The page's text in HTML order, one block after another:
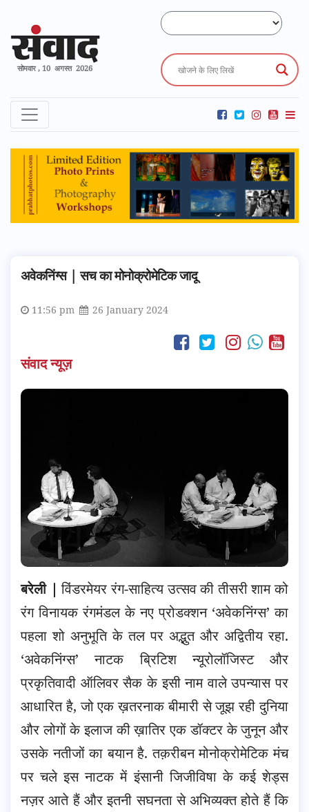
सोमवार , 10 अगस्त 2026
अवेकनिंग्स | सच का मोनोक्रोमेटिक जादू
11:56 pm 26 January 2024
संवाद न्यूज़
बरेली | विंडरमेयर रंग-साहित्य उत्सव की तीसरी शाम को
रंग विनायक रंगमंडल के नए प्रोडक्शन ‘अवेकनिंग्स’ का
पहला शो अनुभूति के तल पर अद्भुत और अद्वितीय रहा.
‘अवेकनिंग्स’ नाटक ब्रिटिश न्यूरोलॉजिस्ट और
प्रकृतिवादी ऑलिवर सैक के इसी नाम वाले उपन्यास पर
आधारित है, जो एक ख़तरनाकबीमारी से जूझ रही दुनिया
और लोगों के इलाज की ख़ातिर एक डॉक्टर के जुनून और
उसके नतीजों का बयान है. तक़रीबन मोनोक्रोमेटिक मंच
पर चले इस नाटक में इंसानी जिजीविषा के कई शेड्स
नज़र आते हैं और इतनी सघनता से अभिव्यक्त होते हैं कि